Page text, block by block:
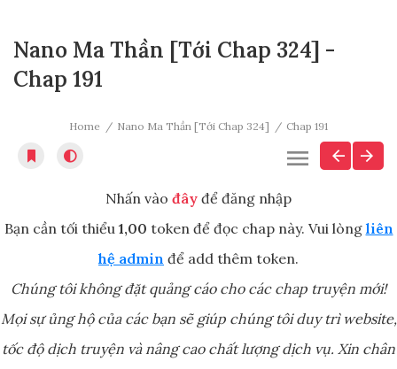
Nano Ma Thần [Tới Chap 324] -
Chap 191
Home Nano Ma Thần [Tới Chap 324] Chap 191
Nhấn vào đây để đăng nhập
Bạn cần tối thiểu 1,00 token để đọc chap này. Vui lòng liên
hệ admin để add thêm token.
Chúng tôi không đặt quảng cáo cho các chap truyện mới!
Mọi sự ủng hộ của các bạn sẽ giúp chúng tôi duy trì website,
tốc độ dịch truyện và nâng cao chất lượng dịch vụ. Xin chân